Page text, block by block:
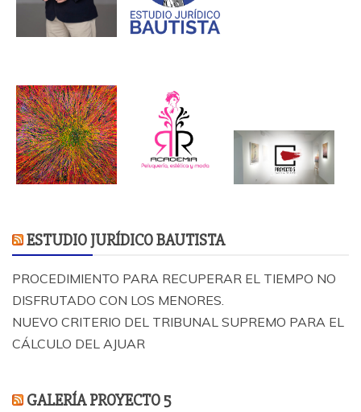
ESTUDIO JURÍDICO BAUTISTA
PROCEDIMIENTO PARA RECUPERAR EL TIEMPO NO
DISFRUTADO CON LOS MENORES.
NUEVO CRITERIO DEL TRIBUNAL SUPREMO PARA EL
CÁLCULO DEL AJUAR
GALERÍA PROYECTO 5